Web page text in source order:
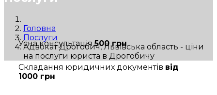
Головна
Послуги
Адвокат Дрогобич, Львівська область - ціни
на послуги юриста в Дрогобичу
Усна консультація500 грн
Складання юридичних документів від
1000 грн